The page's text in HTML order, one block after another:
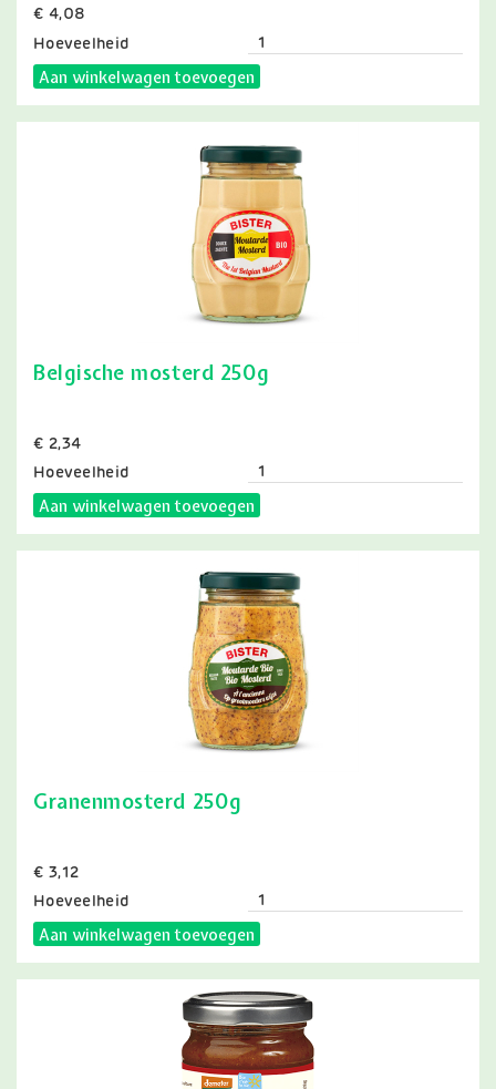
Prijs
€ 4,08
Hoeveelheid
Aan winkelwagen toevoegen
Belgische mosterd 250g
Prijs
€ 2,34
Hoeveelheid
Aan winkelwagen toevoegen
Granenmosterd 250g
Prijs
€ 3,12
Hoeveelheid
Aan winkelwagen toevoegen